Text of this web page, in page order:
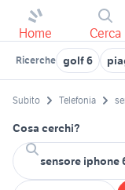
Home Cerca
Ricerche golf 6
Subito Telefonia
Cosa cerchi?